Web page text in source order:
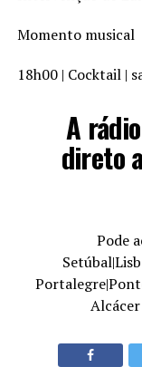
Momento musical
18h00 | Cocktail |
A
direto
Pode